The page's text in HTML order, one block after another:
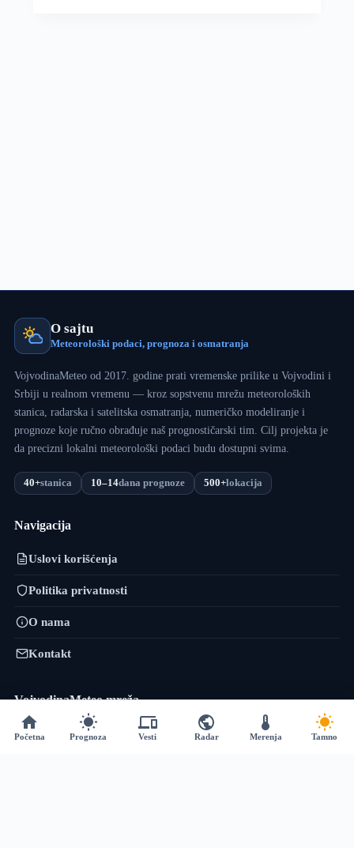
O sajtu
Meteorološki podaci, prognoza i osmatranja
VojvodinaMeteo od 2017. godine prati vremenske prilike u Vojvodini i
Srbiji u realnom vremenu — kroz sopstvenu mrežu meteoroloških
stanica, radarska i satelitska osmatranja, numeričko modeliranje i
prognoze koje ručno obrađuje naš prognostičarski tim. Cilj projekta je
da precizni lokalni meteorološki podaci budu dostupni svima.
40+stanica 10–14dana prognoze 500+lokacija
Navigacija
Uslovi korišćenja
Politika privatnosti
O nama
Kontakt
VojvodinaMeteo mreža
VremePrognoza.rs je sestrinski projekat VojvodinaMeteo tima: isti
pristup — precizni lokalni podaci, numeričko modeliranje i sopstvena
Početna Prognoza Vesti Radar Merenja Tamno